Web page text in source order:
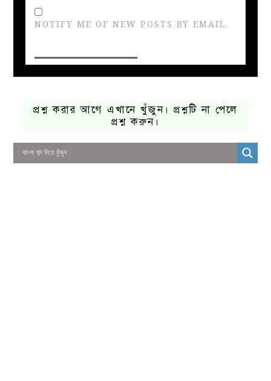
NOTIFY ME OF NEW POSTS BY EMAIL.
প্রশ্ন করার আগে এখানে খুঁজুন। প্রশ্নটি না পেলে
প্রশ্ন করুন।